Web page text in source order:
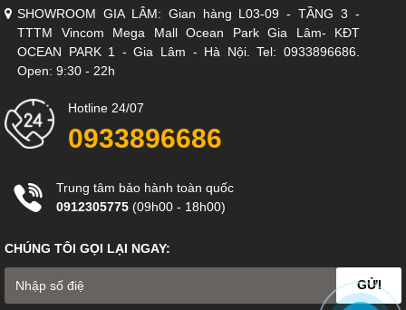
SHOWROOM GIA LÂM: Gian hàng L03-09 - TẦNG 3 -
TTTM Vincom Mega Mall Ocean Park Gia Lâm- KĐT
OCEAN PARK 1 - Gia Lâm - Hà Nội. Tel: 0933896686.
Open: 9:30 - 22h
Hotline 24/07
0933896686
Trung tâm bảo hành toàn quốc
0912305775 (09h00 - 18h00)
CHÚNG TÔI GỌI LẠI NGAY:
GỬI